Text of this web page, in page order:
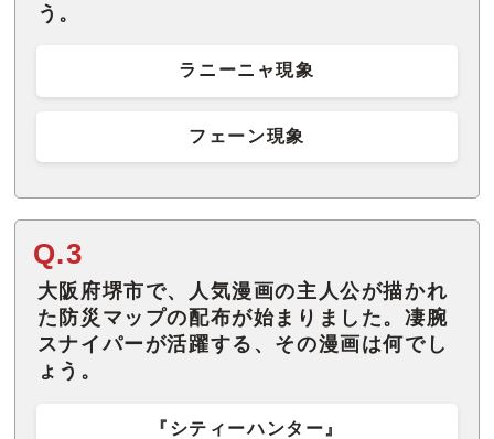
う。
ラニーニャ現象
フェーン現象
Q.3
大阪府堺市で、人気漫画の主人公が描かれ
た防災マップの配布が始まりました。凄腕
スナイパーが活躍する、その漫画は何でし
ょう。
『シティーハンター』